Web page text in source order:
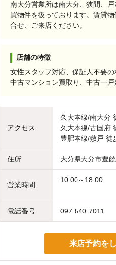
南大分営業所は南大分、狭間、
買物件を扱っております。賃貸物
合せ、ご来店ください。
店舗の特徴
女性スタッフ対応、保証人不要
中古マンション買取り、中古一
アクセス
久大本線/南大分
久大本線/古国府
豊肥本線/敷戸 徒
住所 大分県大分市豊
営業時間
10:00～18:00
電話番号 097-540-7011
来店予約を